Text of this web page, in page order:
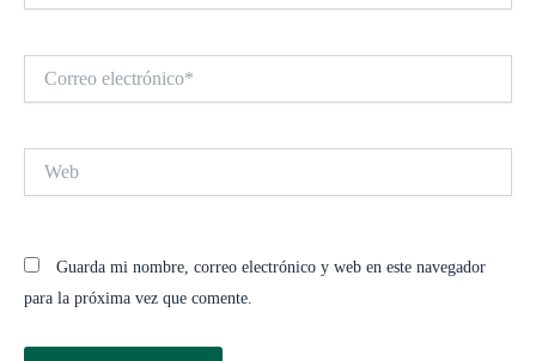
electrónico*
Guarda mi nombre, correo electrónico y web en este navegador
para la próxima vez que comente.